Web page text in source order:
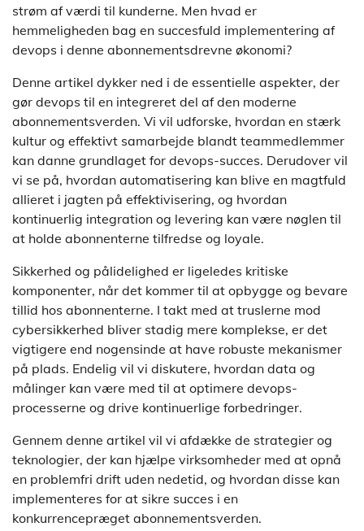
strøm af værdi til kunderne. Men hvad er
hemmeligheden bag en succesfuld implementering af
devops i denne abonnementsdrevne økonomi?
Denne artikel dykker ned i de essentielle aspekter, der
gør devops til en integreret del af den moderne
abonnementsverden. Vi vil udforske, hvordan en stærk
kultur og effektivt samarbejde blandt teammedlemmer
kan danne grundlaget for devops-succes. Derudover vil
vi se på, hvordan automatisering kan blive en magtfuld
allieret i jagten på effektivisering, og hvordan
kontinuerlig integration og levering kan være nøglen til
at holde abonnenterne tilfredse og loyale.
Sikkerhed og pålidelighed er ligeledes kritiske
komponenter, når det kommer til at opbygge og bevare
tillid hos abonnenterne. I takt med at truslerne mod
cybersikkerhed bliver stadig mere komplekse, er det
vigtigere end nogensinde at have robuste mekanismer
på plads. Endelig vil vi diskutere, hvordan data og
målinger kan være med til at optimere devops-
processerne og drive kontinuerlige forbedringer.
Gennem denne artikel vil vi afdække de strategier og
teknologier, der kan hjælpe virksomheder med at opnå
en problemfri drift uden nedetid, og hvordan disse kan
implementeres for at sikre succes i en
konkurrencepræget abonnementsverden.